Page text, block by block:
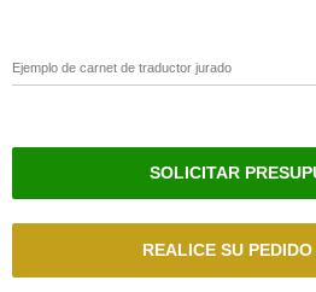
Ejemplo de carnet de traductor jurado
SOLICITAR
REALICE SU